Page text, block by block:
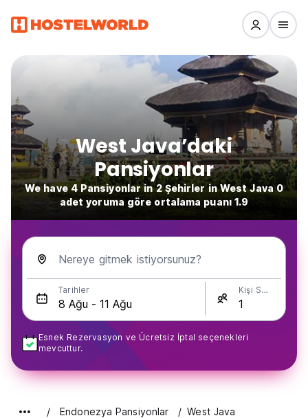
West Java’daki
Pansiyonlar
We have 4 Pansiyonlar in 2 Şehirler in West Java 0
adet yoruma göre ortalama puanı 1.9
Nereye gitmek istiyorsunuz?
Tarihler Kişi Sayısı
Esnek Rezervasyon ve Ücretsiz İptal seçenekleri
mevcuttur.
Endonezya Pansiyonlar West Java